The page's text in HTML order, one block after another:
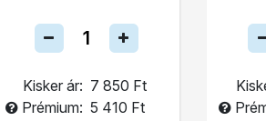
Kisker ár: 7 850 Ft
Prémium: 5 410 Ft